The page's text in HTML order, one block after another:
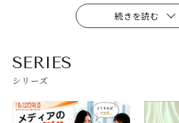
続きを読む
SERIES
シリーズ